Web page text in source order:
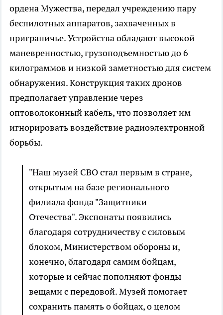
ордена Мужества, передал учреждению пару
беспилотных аппаратов, захваченных в
приграничье. Устройства обладают высокой
маневренностью, грузоподъемностью до 6
килограммов и низкой заметностью для систем
обнаружения. Конструкция таких дронов
предполагает управление через
оптоволоконный кабель, что позволяет им
игнорировать воздействие радиоэлектронной
борьбы.
"Наш музей СВО стал первым в стране,
открытым на базе регионального
филиала фонда "Защитники
Отечества". Экспонаты появились
благодаря сотрудничеству с силовым
блоком, Министерством обороны и,
конечно, благодаря самим бойцам,
которые и сейчас пополняют фонды
вещами с передовой. Музей помогает
сохранить память о бойцах, о целом